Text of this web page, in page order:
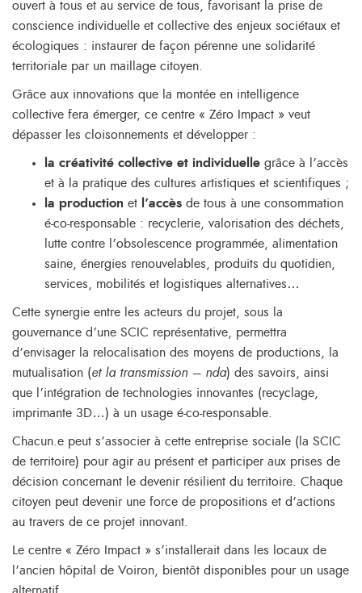
ouvert à tous et au service de tous, favorisant la prise de
conscience individuelle et collective des enjeux sociétaux et
écologiques : instaurer de façon pérenne une solidarité
territoriale par un maillage citoyen.
Grâce aux innovations que la montée en intelligence
collective fera émerger, ce centre « Zéro Impact » veut
dépasser les cloisonnements et développer :
la créativité collective et individuelle grâce à l’accès
et à la pratique des cultures artistiques et scientifiques ;
la production et l’accès de tous à une consommation
é-co-responsable : recyclerie, valorisation des déchets,
lutte contre l’obsolescence programmée, alimentation
saine, énergies renouvelables, produits du quotidien,
services, mobilités et logistiques alternatives…
Cette synergie entre les acteurs du projet, sous la
gouvernance d’une SCIC représentative, permettra
d’envisager la relocalisation des moyens de productions, la
mutualisation (et la transmission – nda) des savoirs, ainsi
que l’intégration de technologies innovantes (recyclage,
imprimante 3D…) à un usage é-co-responsable.
Chacun.e peut s’associer à cette entreprise sociale (la SCIC
de territoire) pour agir au présent et participer aux prises de
décision concernant le devenir résilient du territoire. Chaque
citoyen peut devenir une force de propositions et d’actions
au travers de ce projet innovant.
Le centre « Zéro Impact » s’installerait dans les locaux de
l’ancien hôpital de Voiron, bientôt disponibles pour un usage